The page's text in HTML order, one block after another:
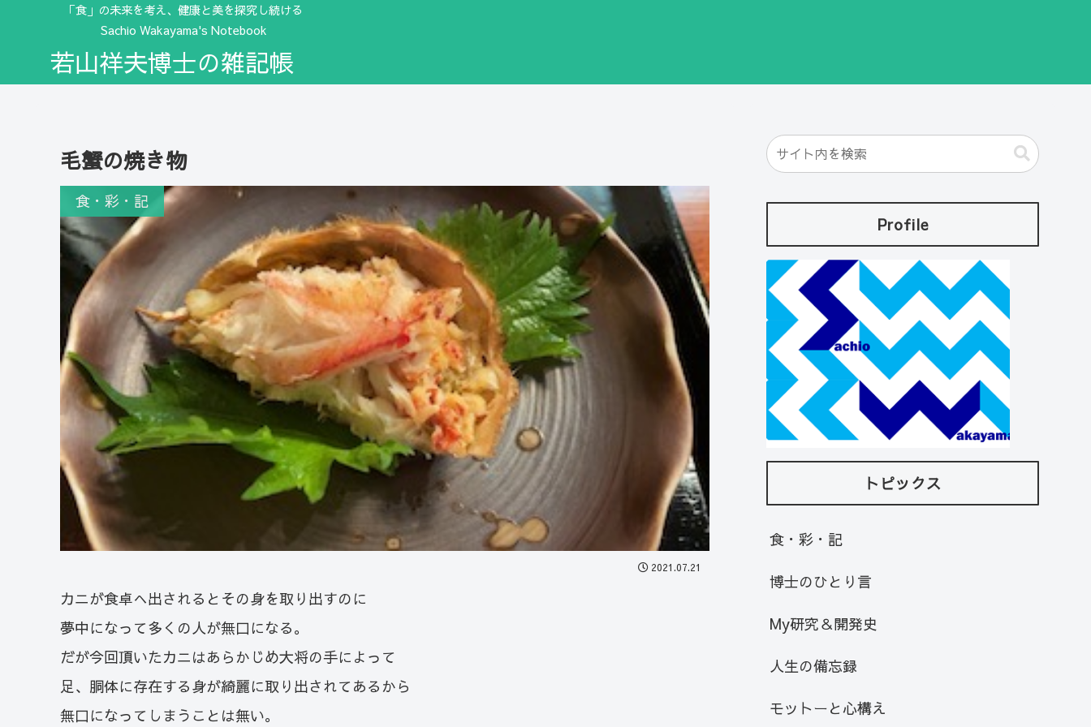
「食」の未来を考え、健康と美を探究し続ける
Sachio Wakayama's Notebook
若山祥夫博士の雑記帳
毛蟹の焼き物
食・彩・記
2021.07.21
カニが食卓へ出されるとその身を取り出すのに
夢中になって多くの人が無口になる。
だが今回頂いたカニはあらかじめ大将の手によって
足、胴体に存在する身が綺麗に取り出されてあるから
無口になってしまうことは無い。
Profile
トピックス
食・彩・記
博士のひとり言
My研究＆開発史
人生の備忘録
モットーと心構え